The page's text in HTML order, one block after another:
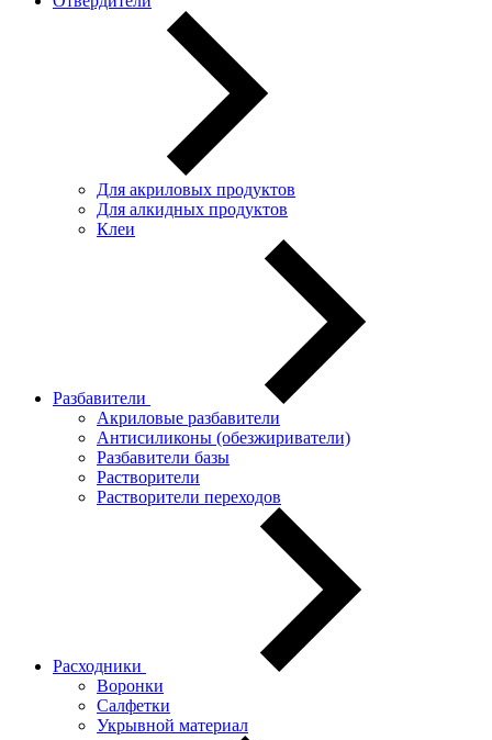
Для акриловых продуктов
Для алкидных продуктов
Клеи
Разбавители
Акриловые разбавители
Антисиликоны (обезжириватели)
Разбавители базы
Растворители
Растворители переходов
Расходники
Воронки
Салфетки
Укрывной материал